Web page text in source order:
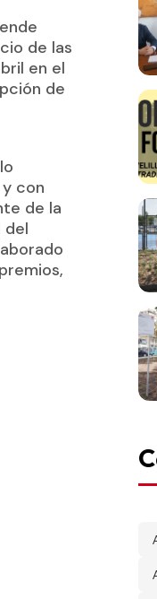
de las
en el
de
con
de la
del